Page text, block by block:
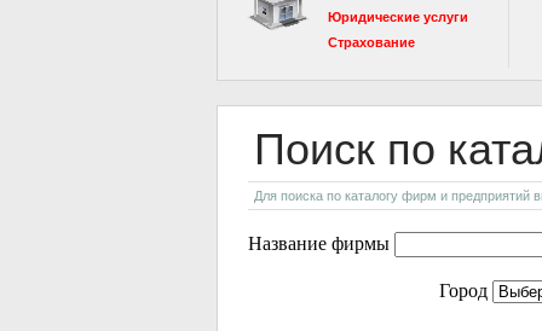
Юридические услуги
Страхование
Поиск по
Для поиска по каталогу фирм и предприятий
Название фирмы
Город